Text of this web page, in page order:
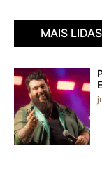
MAIS LIDAS